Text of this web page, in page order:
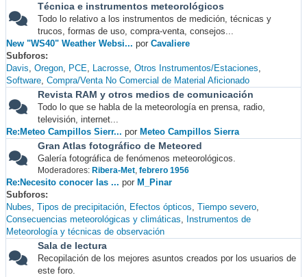
Técnica e instrumentos meteorológicos
Todo lo relativo a los instrumentos de medición, técnicas y
trucos, formas de uso, compra-venta, consejos...
New "WS40" Weather Websi... por Cavaliere
Subforos
Davis Oregon PCE Lacrosse Otros Instrumentos/Estaciones
Software Compra/Venta No Comercial de Material Aficionado
Revista RAM y otros medios de comunicación
Todo lo que se habla de la meteorología en prensa, radio,
televisión, internet...
Re:Meteo Campillos Sierr... por Meteo Campillos Sierra
Gran Atlas fotográfico de Meteored
Galería fotográfica de fenómenos meteorológicos.
Moderadores: Ribera-Met, febrero 1956
Re:Necesito conocer las ... por M_Pinar
Subforos
Nubes Tipos de precipitación Efectos ópticos Tiempo severo
Consecuencias meteorológicas y climáticas
Instrumentos de
Meteorología y técnicas de observación
Sala de lectura
Recopilación de los mejores asuntos creados por los usuarios de
este foro.